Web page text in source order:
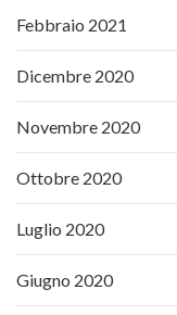
Febbraio 2021
Dicembre 2020
Novembre 2020
Ottobre 2020
Luglio 2020
Giugno 2020